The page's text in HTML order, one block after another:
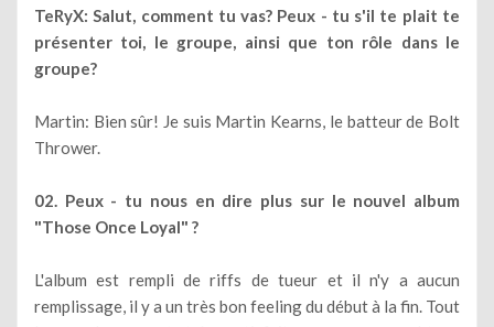
TeRyX: Salut, comment tu vas? Peux - tu s'il te plait te
présenter toi, le groupe, ainsi que ton rôle dans le
groupe?
Martin: Bien sûr! Je suis Martin Kearns, le batteur de Bolt
Thrower.
02. Peux - tu nous en dire plus sur le nouvel album
"Those Once Loyal" ?
L'album est rempli de riffs de tueur et il n'y a aucun
remplissage, il y a un très bon feeling du début à la fin. Tout